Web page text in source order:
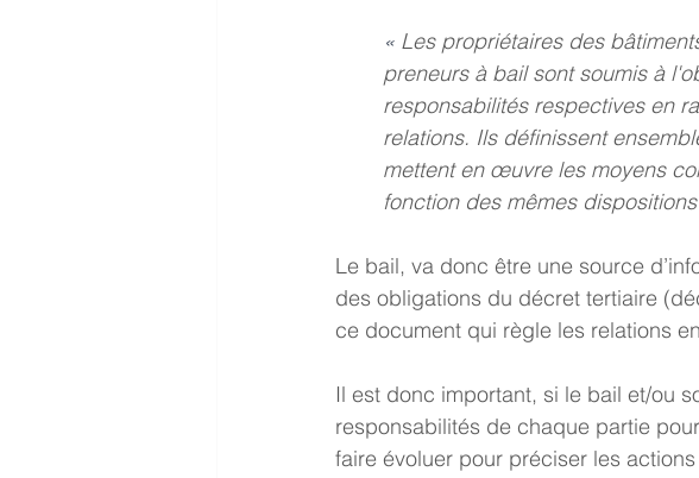
« Les propriétaires des
preneurs à bail sont soumis à
responsabilités respectives en
relations. Ils définissent
mettent en œuvre les moyens
fonction des mêmes
Le bail, va donc être une source
des obligations du décret tertiaire
ce document qui règle les relations
Il est donc important, si le bail et/ou
responsabilités de chaque partie
faire évoluer pour préciser les